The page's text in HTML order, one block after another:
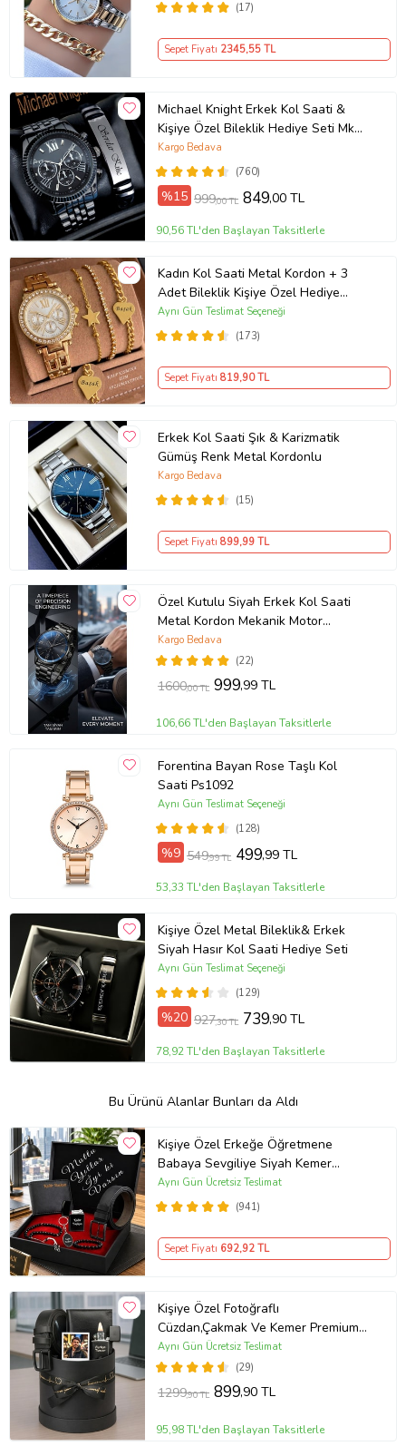
(17)
Sepet Fiyatı 2345,55 TL
Michael Knight Erkek Kol Saati &
Kişiye Özel Bileklik Hediye Seti Mk
SiyahİçiGümüş
(760)
Kargo Bedava
%15 999,00 TL 849,00 TL
90,56 TL'den Başlayan Taksitlerle
Kadın Kol Saati Metal Kordon + 3
Adet Bileklik Kişiye Özel Hediye
Kadına hediye Kız arkadaşa hediye
(173)
Aynı Gün Teslimat Seçeneği
Sepet Fiyatı 819,90 TL
Erkek Kol Saati Şık & Karizmatik
Gümüş Renk Metal Kordonlu
(15)
Kargo Bedava
Sepet Fiyatı 899,99 TL
Özel Kutulu Siyah Erkek Kol Saati
Metal Kordon Mekanik Motor
Garantili Hediye Kart Notu İle
Gönderilir
(22)
Kargo Bedava
1600,00 TL 999,99 TL
106,66 TL'den Başlayan Taksitlerle
Forentina Bayan Rose Taşlı Kol
Saati Ps1092
(128)
Aynı Gün Teslimat Seçeneği
%9 549,99 TL 499,99 TL
53,33 TL'den Başlayan Taksitlerle
Kişiye Özel Metal Bileklik& Erkek
Siyah Hasır Kol Saati Hediye Seti
(129)
Aynı Gün Teslimat Seçeneği
%20 927,30 TL 739,90 TL
78,92 TL'den Başlayan Taksitlerle
Bu Ürünü Alanlar Bunları da Aldı
Kişiye Özel Erkeğe Öğretmene
Babaya Sevgiliye Siyah Kemer
Cüzdan Çakmak Seti Hediye Seti
(941)
Aynı Gün Ücretsiz Teslimat
Sepet Fiyatı 692,92 TL
Kişiye Özel Fotoğraflı
Cüzdan,Çakmak Ve Kemer Premium
Erkek Aksesuar Seti
(29)
Aynı Gün Ücretsiz Teslimat
1299,90 TL 899,90 TL
95,98 TL'den Başlayan Taksitlerle